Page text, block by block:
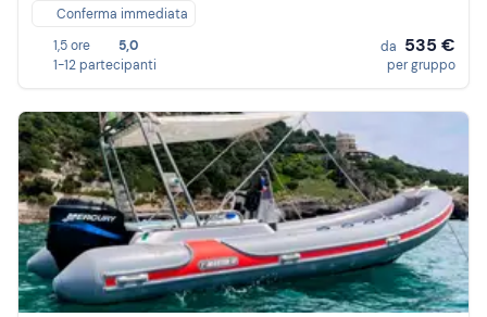
Conferma immediata
1,5 ore
5,0
1-12 partecipanti
da 535 €
per gruppo